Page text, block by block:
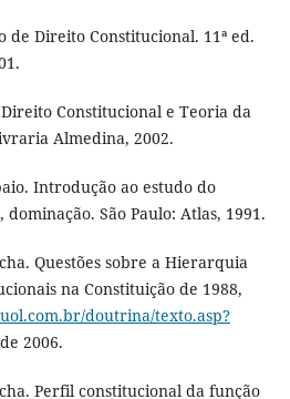
de Direito Constitucional. 11ª ed.
Direito Constitucional e Teoria da
Almedina, 2002.
Introdução ao estudo do
São Paulo: Atlas, 1991.
Questões sobre a Hierarquia
na Constituição de 1988,
doutrina/texto.asp?
2006.
Perfil constitucional da função